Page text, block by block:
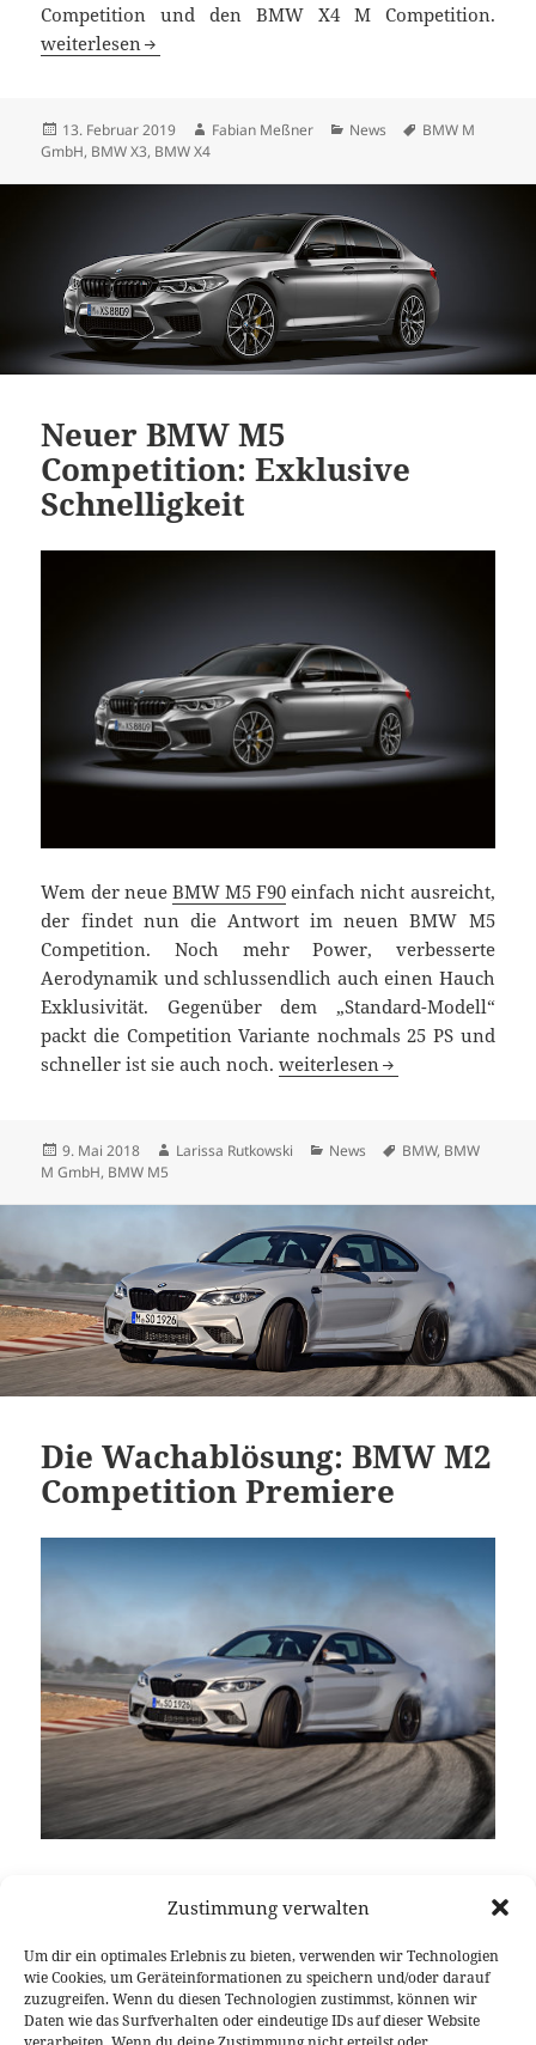
Zustimmung verwalten
Um dir ein optimales Erlebnis zu bieten, verwenden wir Technologien
wie Cookies, um Geräteinformationen zu speichern und/oder darauf
zuzugreifen. Wenn du diesen Technologien zustimmst, können wir
Daten wie das Surfverhalten oder eindeutige IDs auf dieser Website
Competition und den BMW X4 M Competition.
Weltpremiere: BMW X3 M und BMW X4 M – auch als
weiterlesen
Veröffentlicht
am
13. Februar 2019 Autor
Fabian Meßner Kategorien
News Schlagwörter
BMW M
GmbH, BMW X3, BMW X4
Neuer BMW M5
Competition: Exklusive
Schnelligkeit
Wem der neue BMW M5 F90 einfach nicht ausreicht,
der findet nun die Antwort im neuen BMW M5
Competition. Noch mehr Power, verbesserte
Aerodynamik und schlussendlich auch einen Hauch
Exklusivität. Gegenüber dem „Standard-Modell“
packt die Competition Variante nochmals 25 PS und
schneller ist sie auch noch.Neuer BMW M5
weiterlesen
Veröffentlicht
am
9. Mai 2018 Autor
Larissa Rutkowski Kategorien
News Schlagwörter
BMW, BMW
M GmbH, BMW M5
Die Wachablösung: BMW M2
Competition Premiere
M-Fahrzeug unserer Zeit“. Keiner verbindet alte und
die Wachablösung mit dem BMW M2 Competition.
Damit geht der M2 aus der Produktion und das
nochmals schnellere (und bessere) kleine M